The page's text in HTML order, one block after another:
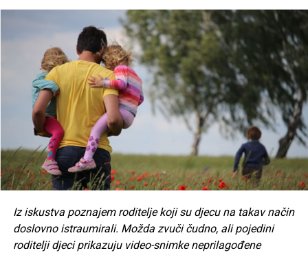
Iz iskustva poznajem roditelje koji su djecu na takav način
doslovno istraumirali. Možda zvuči čudno, ali pojedini
roditelji djeci prikazuju video-snimke neprilagođene